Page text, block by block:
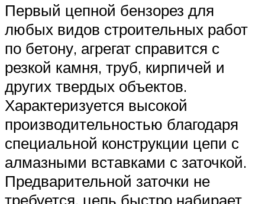
Первый цепной бензорез для
любых видов строительных работ
по бетону, агрегат справится с
резкой камня, труб, кирпичей и
других твердых объектов.
Характеризуется высокой
производительностью благодаря
специальной конструкции цепи с
алмазными вставками с заточкой.
Предварительной заточки не
требуется, цепь быстро набирает